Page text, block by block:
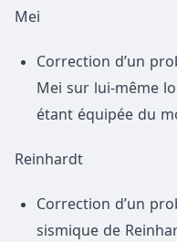
Mei
Correction d’un
Mei sur lui-même
étant équipée du
Reinhardt
Correction d’un
sismique de